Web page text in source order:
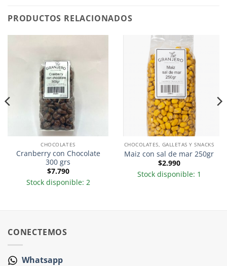
PRODUCTOS RELACIONADOS
CHOCOLATES
Cranberry con Chocolate
300 grs
$7.790
Stock disponible: 2
CHOCOLATES, GALLETAS Y SNACKS
Maiz con sal de mar 250gr
$2.990
Stock disponible: 1
CONECTEMOS
Whatsapp